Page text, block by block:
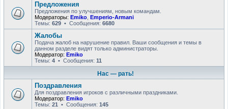
Предложения
Предложения по улучшениям, новым командам.
Модераторы: Emiko Emperio-Armani
Темы: 629 • Сообщения: 6680
Жалобы
Подача жалоб на нарушение правил. Ваши сообщения и темы в
данном разделе видят только администраторы.
Модератор: Emiko
Темы: 4 • Сообщения: 11
Нас — рать!
Поздравления
Для поздравления игроков с различными праздниками.
Модератор: Emiko
Темы: 21 • Сообщения: 145